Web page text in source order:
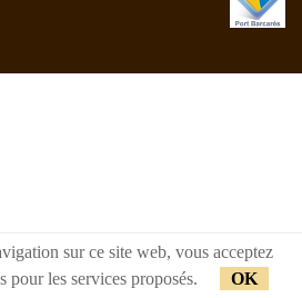
sur ce site web, vous acceptez
les services proposés.
OK